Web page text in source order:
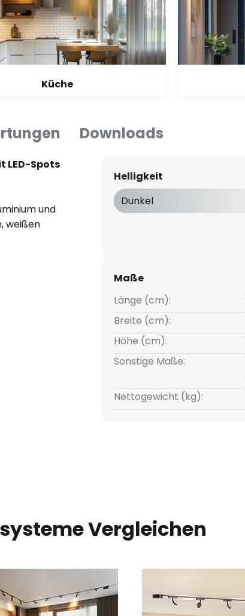
Küche
Downloads
LED-Spots
und
weißen
der
Helligkeit
Dunkel
Maße
Länge (cm):
Breite (cm):
Höhe (cm):
Sonstige Maße:
Nettogewicht (kg):
Vergleichen